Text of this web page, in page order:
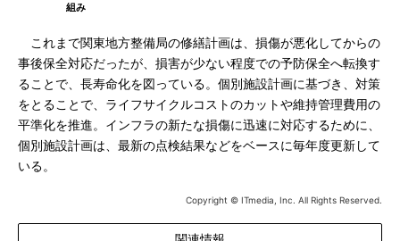
組み
これまで関東地方整備局の修繕計画は、損傷が悪化してからの
事後保全対応だったが、損害が少ない程度での予防保全へ転換す
ることで、長寿命化を図っている。個別施設計画に基づき、対策
をとることで、ライフサイクルコストのカットや維持管理費用の
平準化を推進。インフラの新たな損傷に迅速に対応するために、
個別施設計画は、最新の点検結果などをベースに毎年度更新して
いる。
Copyright © ITmedia, Inc. All Rights Reserved.